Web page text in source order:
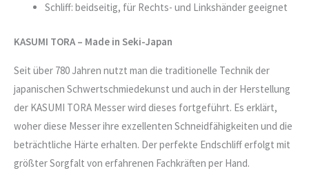
Schliff: beidseitig, für Rechts- und Linkshänder geeignet
KASUMI TORA – Made in Seki-Japan
Seit über 780 Jahren nutzt man die traditionelle Technik der
japanischen Schwertschmiedekunst und auch in der Herstellung
der KASUMI TORA Messer wird dieses fortgeführt. Es erklärt,
woher diese Messer ihre exzellenten Schneidfähigkeiten und die
beträchtliche Härte erhalten. Der perfekte Endschliff erfolgt mit
größter Sorgfalt von erfahrenen Fachkräften per Hand.